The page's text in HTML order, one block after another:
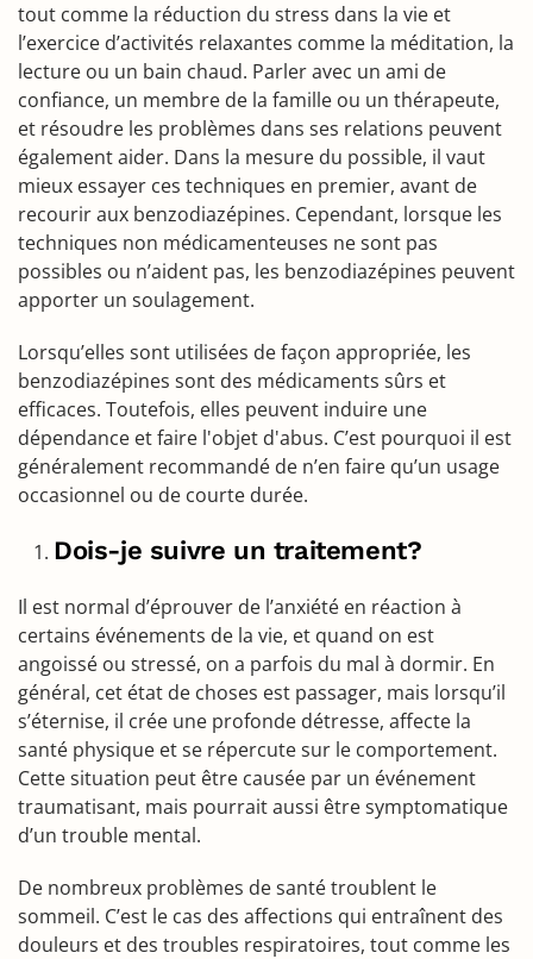
tout comme la réduction du stress dans la vie et
l’exercice d’activités relaxantes comme la méditation, la
lecture ou un bain chaud. Parler avec un ami de
confiance, un membre de la famille ou un thérapeute,
et résoudre les problèmes dans ses relations peuvent
également aider. Dans la mesure du possible, il vaut
mieux essayer ces techniques en premier, avant de
recourir aux benzodiazépines. Cependant, lorsque les
techniques non médicamenteuses ne sont pas
possibles ou n’aident pas, les benzodiazépines peuvent
apporter un soulagement.
Lorsqu’elles sont utilisées de façon appropriée, les
benzodiazépines sont des médicaments sûrs et
efficaces. Toutefois, elles peuvent induire une
dépendance et faire l'objet d'abus. C’est pourquoi il est
généralement recommandé de n’en faire qu’un usage
occasionnel ou de courte durée.
Dois-je suivre un traitement?
Il est normal d’éprouver de l’anxiété en réaction à
certains événements de la vie, et quand on est
angoissé ou stressé, on a parfois du mal à dormir. En
général, cet état de choses est passager, mais lorsqu’il
s’éternise, il crée une profonde détresse, affecte la
santé physique et se répercute sur le comportement.
Cette situation peut être causée par un événement
traumatisant, mais pourrait aussi être symptomatique
d’un trouble mental.
De nombreux problèmes de santé troublent le
sommeil. C’est le cas des affections qui entraînent des
douleurs et des troubles respiratoires, tout comme les